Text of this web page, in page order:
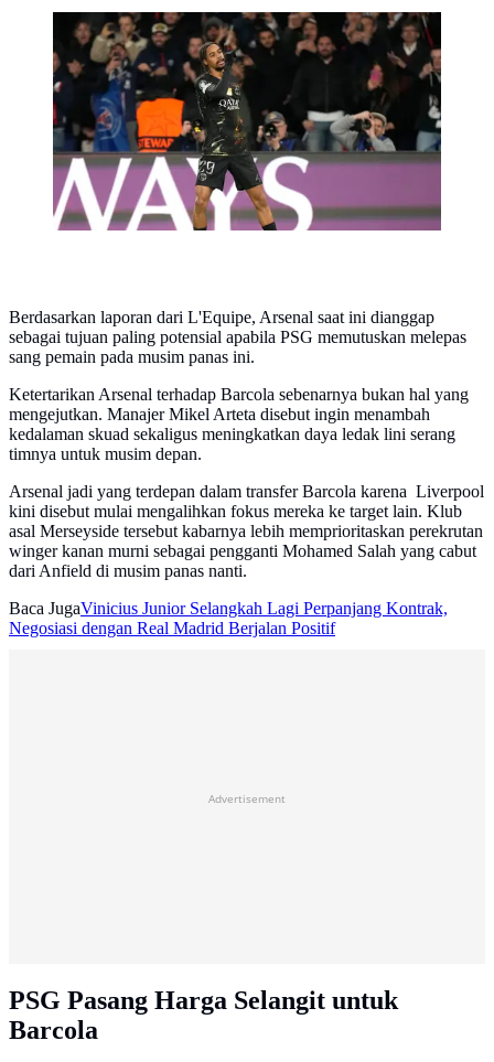
Selebrasi Bradley Barcola dalam laga PSG vs Chelsea
di leg pertama 16 besar Liga Champions 2025/2026,
Kamis (12/3/2026). (AP Photo/Michel Euler)
Berdasarkan laporan dari L'Equipe, Arsenal saat ini dianggap
sebagai tujuan paling potensial apabila PSG memutuskan melepas
sang pemain pada musim panas ini.
Ketertarikan Arsenal terhadap Barcola sebenarnya bukan hal yang
mengejutkan. Manajer Mikel Arteta disebut ingin menambah
kedalaman skuad sekaligus meningkatkan daya ledak lini serang
timnya untuk musim depan.
Arsenal jadi yang terdepan dalam transfer Barcola karena Liverpool
kini disebut mulai mengalihkan fokus mereka ke target lain. Klub
asal Merseyside tersebut kabarnya lebih memprioritaskan perekrutan
winger kanan murni sebagai pengganti Mohamed Salah yang cabut
dari Anfield di musim panas nanti.
Baca JugaVinicius Junior Selangkah Lagi Perpanjang Kontrak,
Negosiasi dengan Real Madrid Berjalan Positif
Advertisement
PSG Pasang Harga Selangit untuk
Barcola